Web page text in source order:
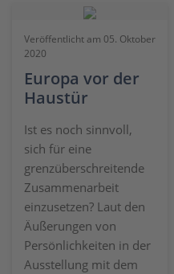
Veröffentlicht am 05. Oktober
2020
Europa vor der
Haustür
Ist es noch sinnvoll,
sich für eine
grenzüberschreitende
Zusammenarbeit
einzusetzen? Laut den
Äußerungen von
Persönlichkeiten in der
Ausstellung mit dem